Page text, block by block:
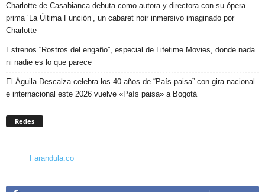
Charlotte de Casabianca debuta como autora y directora con su ópera
prima ‘La Última Función’, un cabaret noir inmersivo imaginado por
Charlotte
Estrenos “Rostros del engaño”, especial de Lifetime Movies, donde nada
ni nadie es lo que parece
El Águila Descalza celebra los 40 años de “País paisa” con gira nacional
e internacional este 2026 vuelve «País paisa» a Bogotá
Redes
Farandula.co